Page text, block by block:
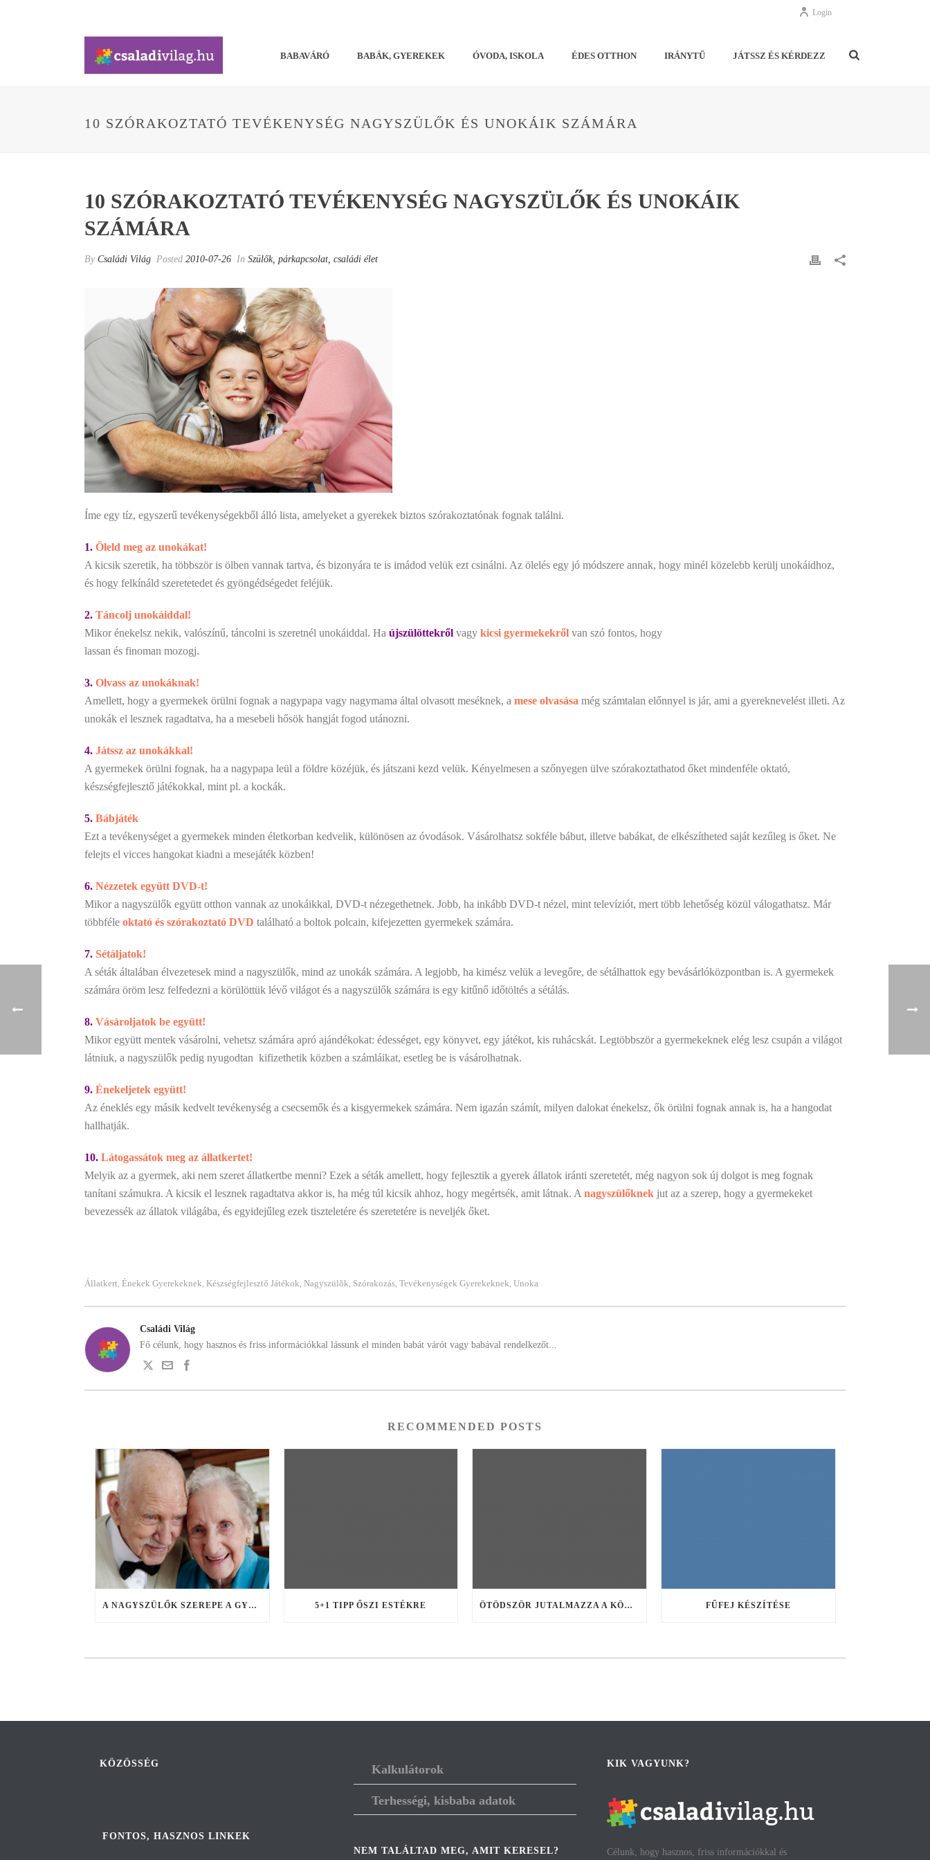
Login
BABAVÁRÓ BABÁK, GYEREKEK ÓVODA, ISKOLA ÉDES OTTHON IRÁNYTŰ JÁTSSZ ÉS KÉRDEZZ
10 SZÓRAKOZTATÓ TEVÉKENYSÉG NAGYSZÜLŐK ÉS UNOKÁIK SZÁMÁRA
10 SZÓRAKOZTATÓ TEVÉKENYSÉG NAGYSZÜLŐK ÉS UNOKÁIK
SZÁMÁRA
By Családi Világ Posted 2010-07-26 In Szülők, párkapcsolat, családi élet
Íme egy tíz, egyszerű tevékenységekből álló lista, amelyeket a gyerekek biztos szórakoztatónak fognak találni.
1. Öleld meg az unokákat!
A kicsik szeretik, ha többször is ölben vannak tartva, és bizonyára te is imádod velük ezt csinálni. Az ölelés egy jó módszere annak, hogy minél közelebb kerülj unokáidhoz,
és hogy felkínáld szeretetedet és gyöngédségedet feléjük.
2. Táncolj unokáiddal!
Mikor énekelsz nekik, valószínű, táncolni is szeretnél unokáiddal. Ha újszülöttekről vagy kicsi gyermekekről van szó fontos, hogy
lassan és finoman mozogj.
3. Olvass az unokáknak!
Amellett, hogy a gyermekek örülni fognak a nagypapa vagy nagymama által olvasott meséknek, a mese olvasása még számtalan előnnyel is jár, ami a gyereknevelést illeti. Az
unokák el lesznek ragadtatva, ha a mesebeli hősök hangját fogod utánozni.
4. Játssz az unokákkal!
A gyermekek örülni fognak, ha a nagypapa leül a földre közéjük, és játszani kezd velük. Kényelmesen a szőnyegen ülve szórakoztathatod őket mindenféle oktató,
készségfejlesztő játékokkal, mint pl. a kockák.
5. Bábjáték
Ezt a tevékenységet a gyermekek minden életkorban kedvelik, különösen az óvodások. Vásárolhatsz sokféle bábut, illetve babákat, de elkészítheted saját kezűleg is őket. Ne
felejts el vicces hangokat kiadni a mesejáték közben!
6. Nézzetek együtt DVD-t!
Mikor a nagyszülők együtt otthon vannak az unokáikkal, DVD-t nézegethetnek. Jobb, ha inkább DVD-t nézel, mint televíziót, mert több lehetőség közül válogathatsz. Már
többféle oktató és szórakoztató DVD található a boltok polcain, kifejezetten gyermekek számára.
7. Sétáljatok!
A séták általában élvezetesek mind a nagyszülők, mind az unokák számára. A legjobb, ha kimész velük a levegőre, de sétálhattok egy bevásárlóközpontban is. A gyermekek
számára öröm lesz felfedezni a körülöttük lévő világot és a nagyszülők számára is egy kitűnő időtöltés a sétálás.
8. Vásároljatok be együtt!
Mikor együtt mentek vásárolni, vehetsz számára apró ajándékokat: édességet, egy könyvet, egy játékot, kis ruhácskát. Legtöbbször a gyermekeknek elég lesz csupán a világot
látniuk, a nagyszülők pedig nyugodtan kifizethetik közben a számláikat, esetleg be is vásárolhatnak.
9. Énekeljetek együtt!
Az éneklés egy másik kedvelt tevékenység a csecsemők és a kisgyermekek számára. Nem igazán számít, milyen dalokat énekelsz, ők örülni fognak annak is, ha a hangodat
hallhatják.
10. Látogassátok meg az állatkertet!
Melyik az a gyermek, aki nem szeret állatkertbe menni? Ezek a séták amellett, hogy fejlesztik a gyerek állatok iránti szeretetét, még nagyon sok új dolgot is meg fognak
tanítani számukra. A kicsik el lesznek ragadtatva akkor is, ha még túl kicsik ahhoz, hogy megértsék, amit látnak. Anagyszülőknek jut az a szerep, hogy a gyermekeket
bevezessék az állatok világába, és egyidejűleg ezek tiszteletére és szeretetére is neveljék őket.
Állatkert, Énekek Gyerekeknek, Készségfejlesztő Játékok, Nagyszülõk, Szórakozás, Tevékenységek Gyerekeknek, Unoka
Családi Világ
Fő célunk, hogy hasznos és friss információkkal lássunk el minden babát várót vagy babával rendelkezőt...
RECOMMENDED POSTS
A NAGYSZÜLŐK SZEREPE A GYEREKNEVELÉSBEN 5+1 TIPP ŐSZI ESTÉKRE ÖTÖDSZÖR JUTALMAZZA A KÖRNYEZETVÉDO GYEREKEKET AZ IKSZ FŰFEJ KÉSZÍTÉSE
KÖZÖSSÉG
FONTOS, HASZNOS LINKEK
Kalkulátorok
Terhességi, kisbaba adatok
NEM TALÁLTAD MEG, AMIT KERESEL?
KIK VAGYUNK?
Célunk, hogy hasznos, friss információkkal és